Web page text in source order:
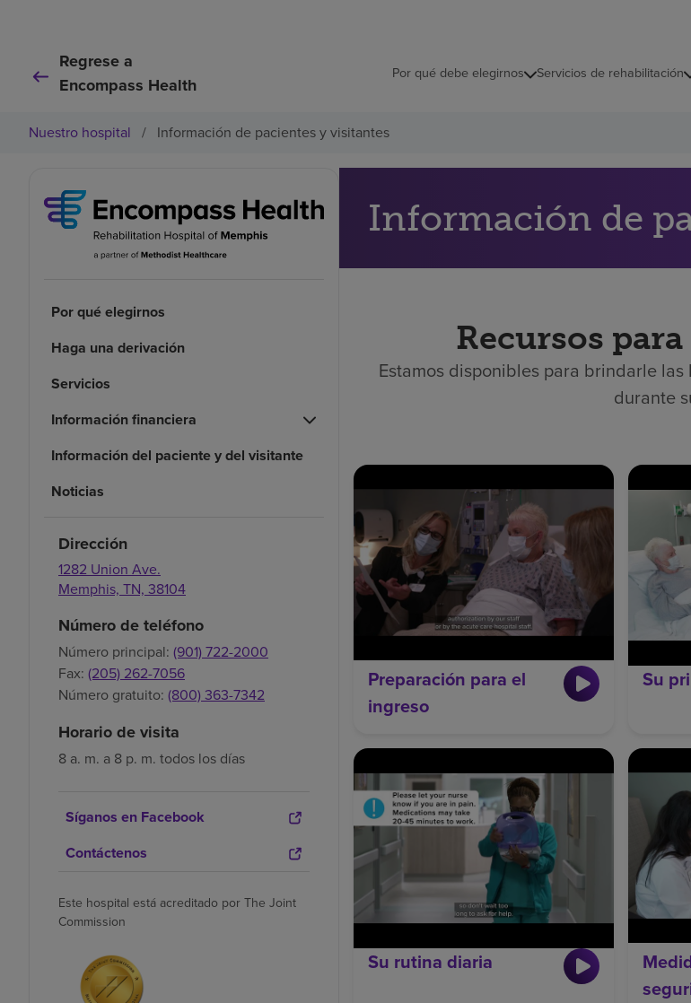
Regrese a
Encompass Health
Por qué debe elegirnos Servicios de rehabilitación
Nuestro hospital / Información de pacientes y visitantes
Por qué elegirnos
Haga una derivación
Servicios
Información financiera
Información del paciente y del visitante
Noticias
Dirección
1282 Union Ave.
Memphis, TN, 38104
Número de teléfono
Número principal: (901) 722-2000
Fax: (205) 262-7056
Número gratuito: (800) 363-7342
Horario de visita
8 a. m. a 8 p. m. todos los días
Síganos en Facebook
Contáctenos
Este hospital está acreditado por The Joint
Commission
Información de
Recursos
Estamos disponibles para brindarle
durante
Preparación para el
ingreso
Su
Su rutina diaria